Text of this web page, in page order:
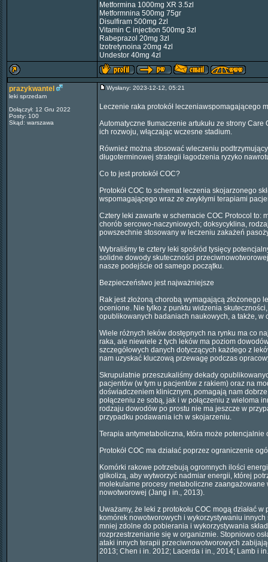
Metformina 1000mg XR 3.5zl
Metformnina 500mg 75gr
Disulfiram 500mg 2zl
Vitamin C injection 500mg 3zl
Rabeprazol 20mg 3zl
Izotretynoina 20mg 4zl
Undestor 40mg 4zl
prazykwantel
leki sprzedam
Dołączył: 12 Gru 2022
Posty: 100
Skąd: warszawa
Wysłany: 2023-12-12, 05:21
Leczenie raka protokół leczeniawspomagającego
Automatyczne tłumaczenie artukułu ze strony
ich rozwoju, włączając wczesne stadium.
Również można stosować wleczeniu
długoterminowej strategii łagodzenia ryzyko
Co to jest protokół COC?
Protokół COC to schemat leczenia skojarzonego
wspomagającego wraz ze zwykłymi terapiami
Cztery leki zawarte w schemacie COC Protocol to:
chorób sercowo-naczyniowych; doksycyklina,
powszechnie stosowany w leczeniu zakażeń
Wybraliśmy te cztery leki spośród tysięcy
solidne dowody skuteczności
nasze podejście od samego początku.
Bezpieczeństwo jest najważniejsze
Rak jest złożoną chorobą wymagającą
ocenione. Nie tylko z punktu widzenia
opublikowanych badaniach naukowych, a także, w
Wiele różnych leków dostępnych na rynku ma co
raka, ale niewiele z tych leków ma poziom
szczegółowych danych dotyczących każdego z
nam uzyskać kluczową przewagę podczas
Skrupulatnie przeszukaliśmy dekady
pacjentów (w tym u pacjentów z rakiem) oraz na
doświadczeniem klinicznym, pomagają nam
połączeniu ze sobą, jak i w połączeniu z wieloma
rodzaju dowodów po prostu nie ma jeszcze w
przypadku podawania ich w skojarzeniu.
Terapia antymetaboliczna, która może potencjalnie
Protokół COC ma działać poprzez ograniczenie
Komórki rakowe potrzebują ogromnych ilości
glikolizą, aby wytworzyć nadmiar energii, której
molekularne procesy metaboliczne
nowotworowej (Jang i in., 2013).
Uważamy, że leki z protokołu COC mogą działać
komórek nowotworowych i wykorzystywaniu
mniej zdolne do pobierania i wykorzystywania
rozprzestrzenianie się w organizmie. Stopniowo
ataki innych terapii przeciwnowotworowych
2013; Chen i in. 2012; Lacerda i in., 2014; Lamb i